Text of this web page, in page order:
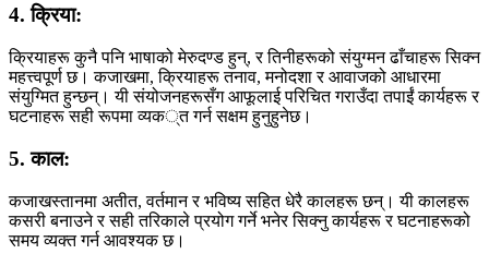
4. क्रिया:
क्रियाहरू कुनै पनि भाषाको मेरुदण्ड हुन्, र तिनीहरूको संयुग्मन ढाँचाहरू सिक्न
महत्त्वपूर्ण छ। कजाखमा, क्रियाहरू तनाव, मनोदशा र आवाजको आधारमा
संयुग्मित हुन्छन्। यी संयोजनहरूसँग आफूलाई परिचित गराउँदा तपाईं कार्यहरू र
घटनाहरू सही रूपमा व्यक्त गर्न सक्षम हुनुहुनेछ।
5. काल:
कजाखस्तानमा अतीत, वर्तमान र भविष्य सहित धेरै कालहरू छन्। यी कालहरू
कसरी बनाउने र सही तरिकाले प्रयोग गर्ने भनेर सिक्नु कार्यहरू र घटनाहरूको
समय व्यक्त गर्न आवश्यक छ।